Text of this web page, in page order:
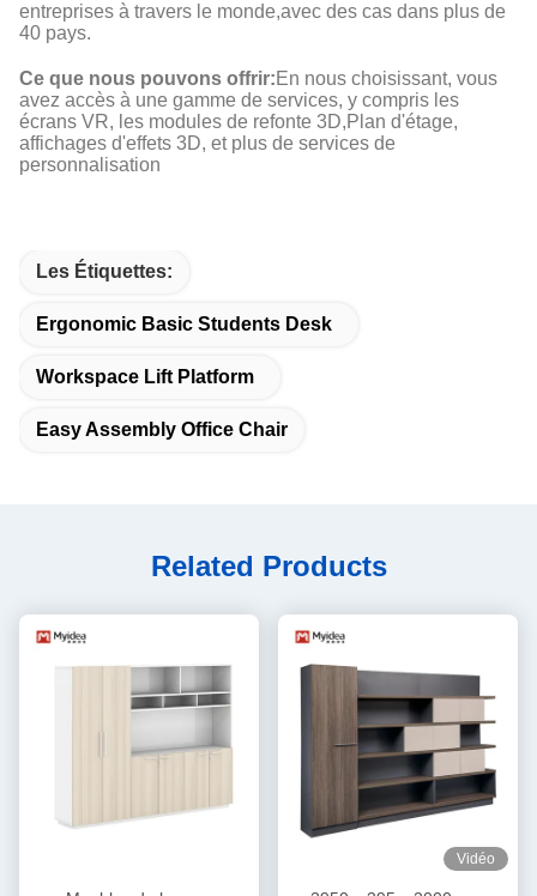
entreprises à travers le monde,avec des cas dans plus de
40 pays.
Ce que nous pouvons offrir:En nous choisissant, vous
avez accès à une gamme de services, y compris les
écrans VR, les modules de refonte 3D,Plan d'étage,
affichages d'effets 3D, et plus de services de
personnalisation
Les Étiquettes:
Ergonomic Basic Students Desk
Workspace Lift Platform
Easy Assembly Office Chair
Related Products
Vidéo